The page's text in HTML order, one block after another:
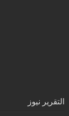
التقرير نيوز